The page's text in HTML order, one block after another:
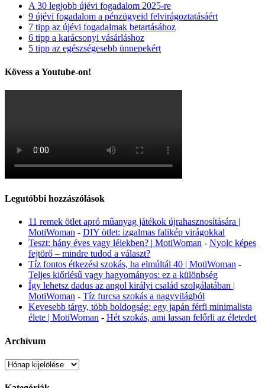
A 30 legjobb újévi fogadalom 2025-re
9 újévi fogadalom a pénzügyeid felvirágoztatásáért
7 tipp az újévi fogadalmak betartásához
6 tipp a karácsonyi vásárláshoz
5 tipp az egészségesebb ünnepekért
Kövess a Youtube-on!
Legutóbbi hozzászólások
11 remek ötlet apró műanyag játékok újrahasznosítására |
MotiWoman - DIY ötlet: izgalmas falikép virágokkal
Teszt: hány éves vagy lélekben? | MotiWoman - Nyolc képes
fejtörő – mindre tudod a választ?
Tíz fontos étkezési szokás, ha elmúltál 40 | MotiWoman -
Teljes kiőrlésű vagy hagyományos: ez a különbség
Így lehetsz dadus az angol királyi család szolgálatában |
MotiWoman - Tíz furcsa szokás a nagyvilágból
Kevesebb tárgy, több boldogság: egy japán férfi minimalista
élete | MotiWoman - Hét szokás, ami lassan felőrli az életedet
Archívum
Archívum